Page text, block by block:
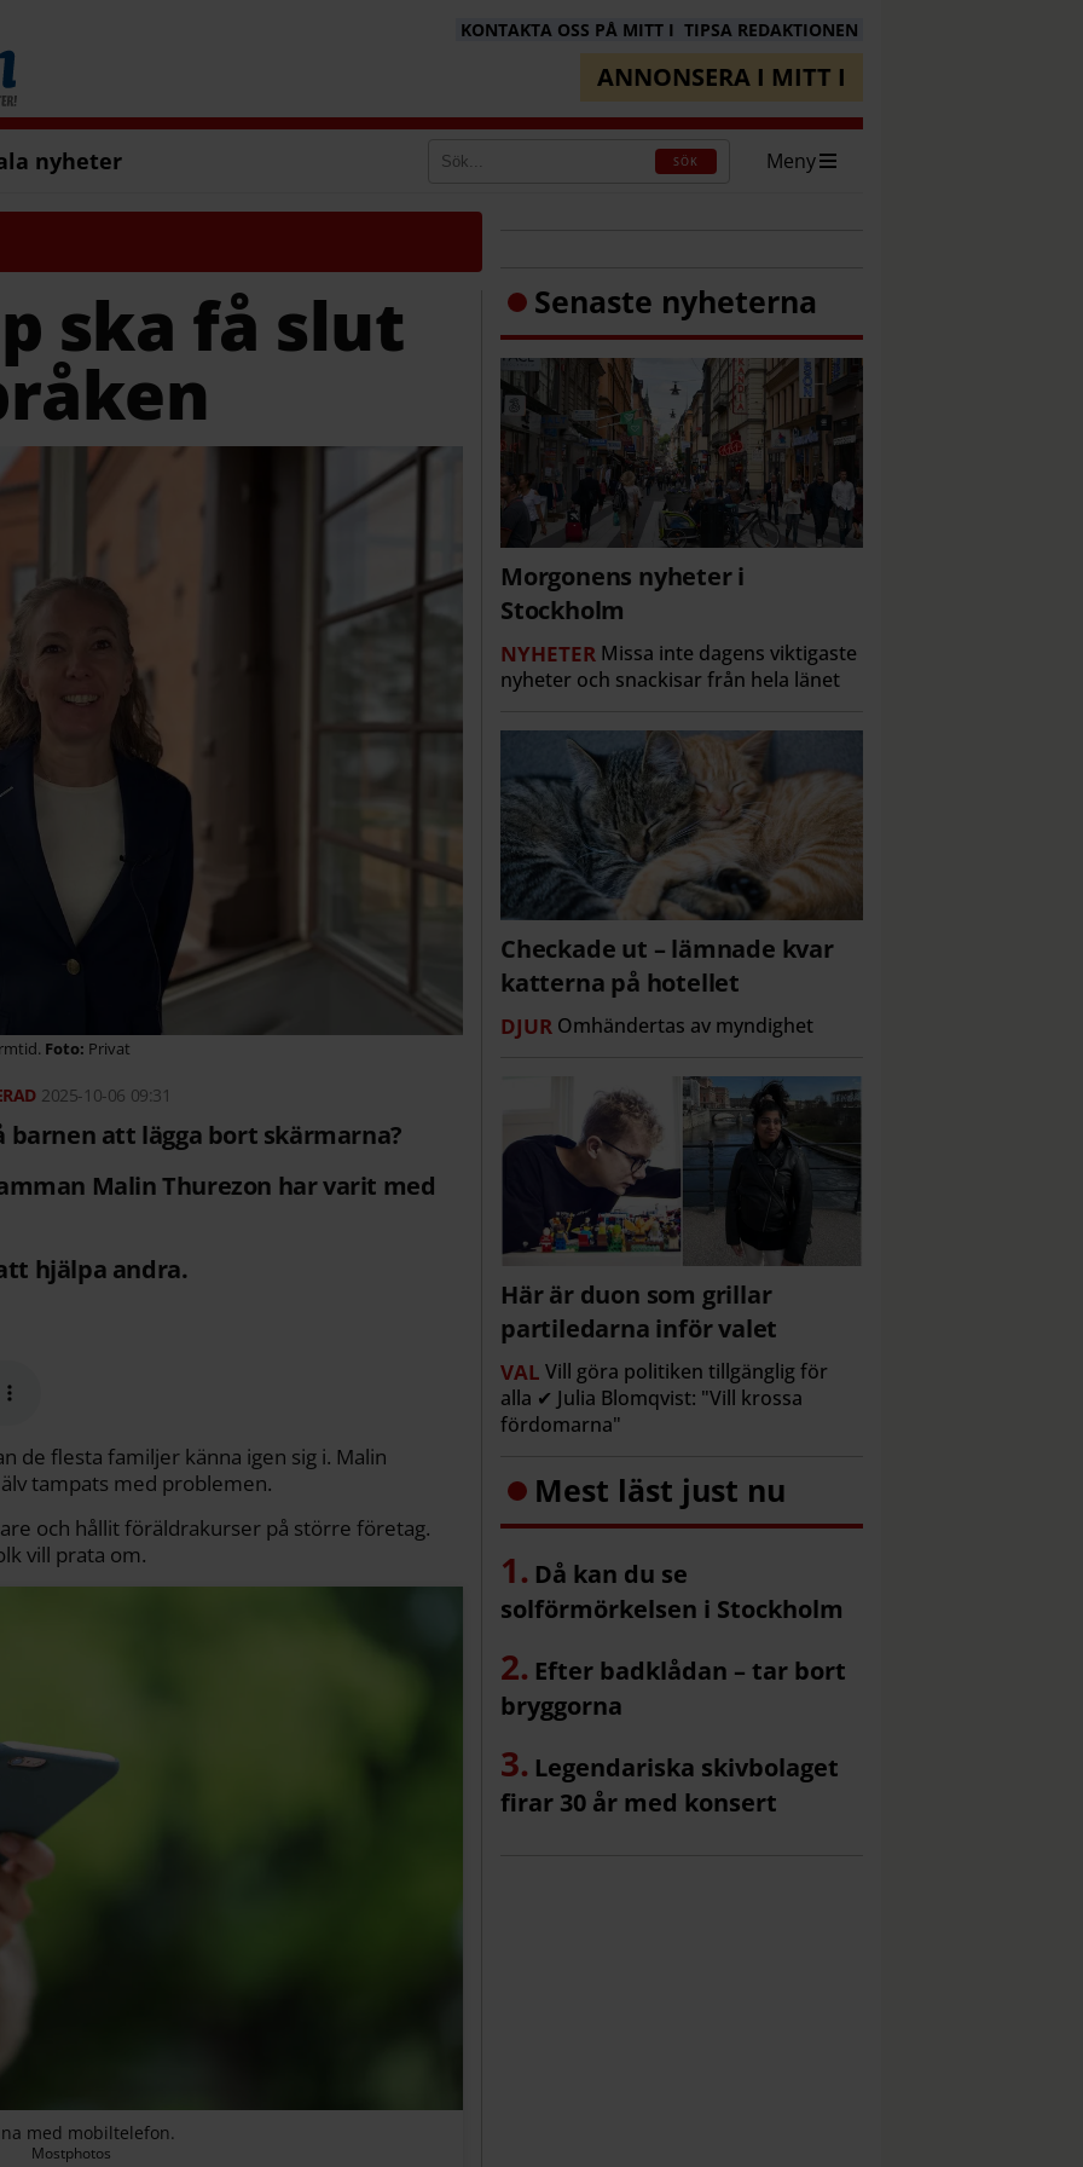
KONTAKTA OSS PÅ MITT I TIPSA REDAKTIONEN
ANNONSERA I MITT I
nyheter SÖK Meny
ska få slut
Privat
2025-10-06 09:31
att lägga bort skärmarna?
Malin Thurezon har varit med
hjälpa andra.
de flesta familjer känna igen sig i. Malin
tampats med problemen.
och hållit föräldrakurser på större företag.
vill prata om.
med mobiltelefon.
Mostphotos
Senaste nyheterna
Morgonens nyheter i
Stockholm
NYHETER Missa inte dagens viktigaste
nyheter och snackisar från hela länet
Checkade ut – lämnade kvar
katterna på hotellet
DJUR Omhändertas av myndighet
Här är duon som grillar
partiledarna inför valet
VAL Vill göra politiken tillgänglig för
alla ✔ Julia Blomqvist: "Vill krossa
fördomarna"
Mest läst just nu
Då kan du se
solförmörkelsen i Stockholm
Efter badklådan – tar bort
bryggorna
Legendariska skivbolaget
firar 30 år med konsert